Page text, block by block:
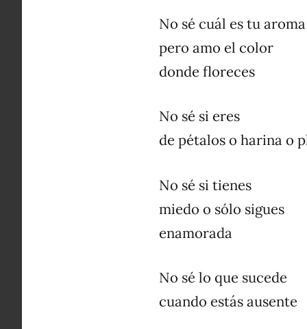
No sé cuál es tu aroma
pero amo el color
donde floreces
No sé si eres
de pétalos o harina o
No sé si tienes
miedo o sólo sigues
enamorada
No sé lo que sucede
cuando estás ausente